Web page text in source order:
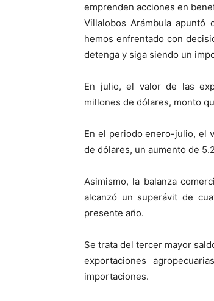
emprenden acciones en
Villalobos Arámbula apuntó
hemos enfrentado con
detenga y siga siendo un
En julio, el valor de las
millones de dólares, monto
En el periodo enero-julio, el
de dólares, un aumento de
Asimismo, la balanza
alcanzó un superávit de
presente año.
Se trata del tercer mayor
exportaciones
importaciones.